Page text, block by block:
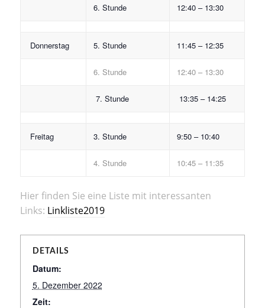
6. Stunde 12:40 – 13:30
Donnerstag 5. Stunde 11:45 – 12:35
6. Stunde 12:40 – 13:30
7. Stunde 13:35 – 14:25
Freitag 3. Stunde 9:50 – 10:40
4. Stunde 10:45 – 11:35
Hier finden Sie eine Liste mit interessanten
Links: Linkliste2019
DETAILS
Datum:
5. Dezember 2022
Zeit: